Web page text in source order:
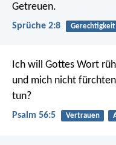
Getreuen.
Sprüche 2:8 Gerechtigkeit
Ich will Gottes Wort
und mich nicht
tun?
Psalm 56:5 Vertrauen